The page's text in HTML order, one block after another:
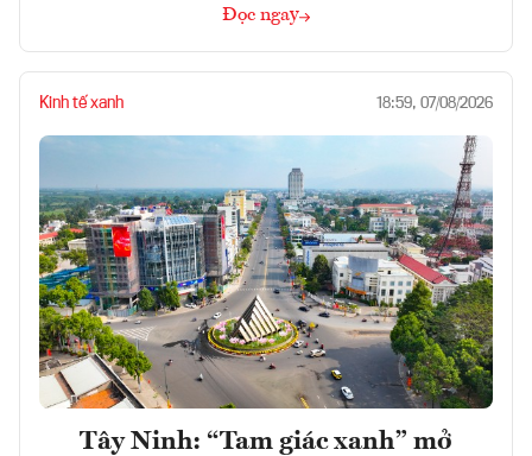
Đọc ngay
Kinh tế xanh 18:59, 07/08/2026
Tây Ninh: “Tam giác xanh” mở